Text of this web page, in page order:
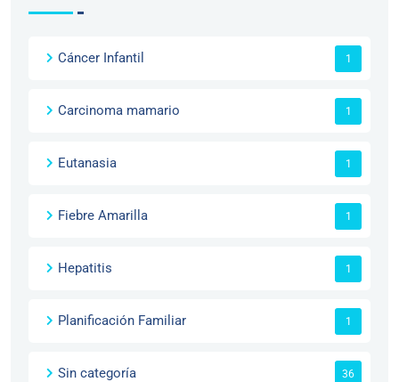
Cáncer Infantil 1
Carcinoma mamario 1
Eutanasia 1
Fiebre Amarilla 1
Hepatitis 1
Planificación Familiar 1
Sin categoría 36